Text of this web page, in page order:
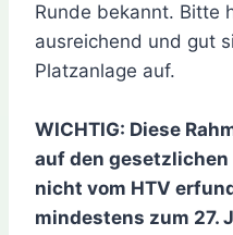
Runde bekannt. Bitte
ausreichend und gut
Platzanlage auf.
WICHTIG: Diese
auf den
nicht vom HTV
mindestens zum 27.